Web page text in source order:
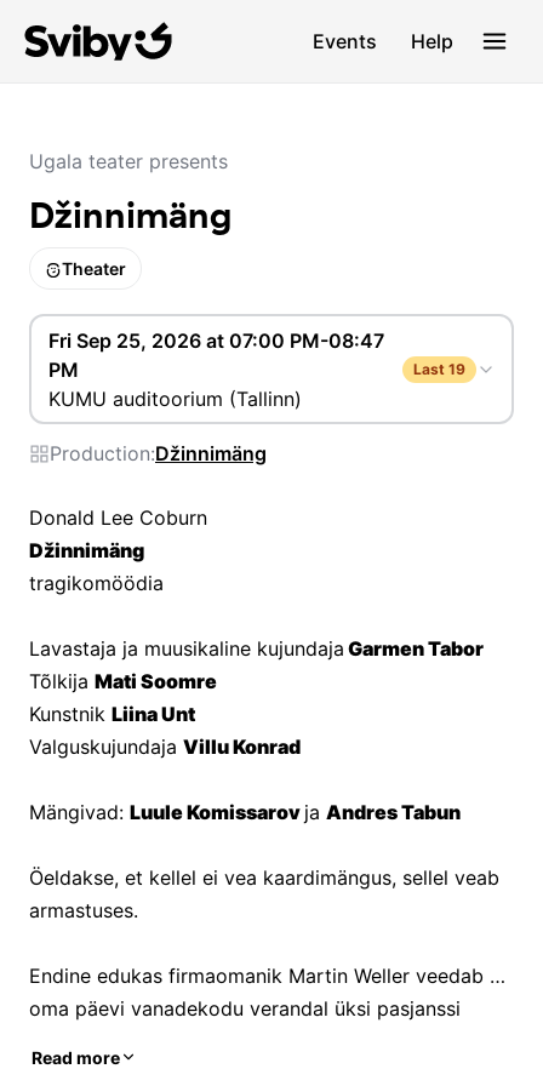
Events Help
Ugala teater presents
Džinnimäng
Theater
Fri Sep 25, 2026 at 07:00 PM-08:47
PM
KUMU auditoorium (Tallinn)
Last 19
Production:Džinnimäng
Donald Lee Coburn
Džinnimäng
tragikomöödia
Lavastaja ja muusikaline kujundaja Garmen Tabor
Tõlkija Mati Soomre
Kunstnik Liina Unt
Valguskujundaja Villu Konrad
Mängivad: Luule Komissarov ja Andres Tabun
Öeldakse, et kellel ei vea kaardimängus, sellel veab
armastuses.
Endine edukas firmaomanik Martin Weller veedab
oma päevi vanadekodu verandal üksi pasjanssi
Read more